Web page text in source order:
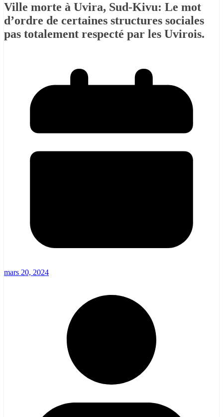
Ville morte à Uvira, Sud-Kivu: Le mot
d’ordre de certaines structures sociales
pas totalement respecté par les Uvirois.
mars 20, 2024